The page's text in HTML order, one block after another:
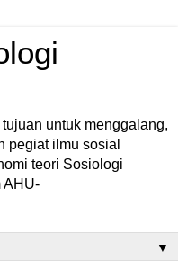
untuk menggalang,
pegiat ilmu sosial
teori Sosiologi
AHU-
▼